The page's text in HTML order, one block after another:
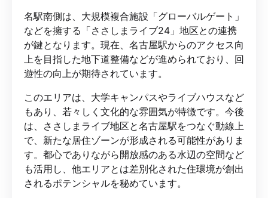
名駅南側は、大規模複合施設「グローバルゲート」
などを擁する「ささしまライブ24」地区との連携
が鍵となります。現在、名古屋駅からのアクセス向
上を目指した地下道整備などが進められており、回
遊性の向上が期待されています。
このエリアは、大学キャンパスやライブハウスなど
もあり、若々しく文化的な雰囲気が特徴です。今後
は、ささしまライブ地区と名古屋駅をつなぐ動線上
で、新たな居住ゾーンが形成される可能性がありま
す。都心でありながら開放感のある水辺の空間など
も活用し、他エリアとは差別化された住環境が創出
されるポテンシャルを秘めています。